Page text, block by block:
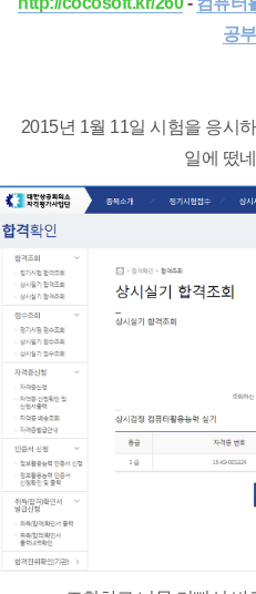
공
2015년 1월 11일 시험을 응시
일에 떴